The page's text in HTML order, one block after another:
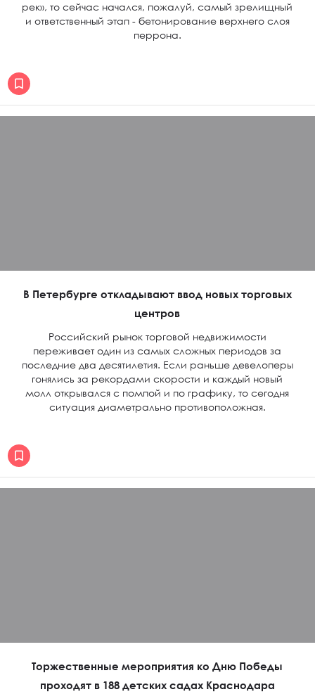
рек», то сейчас начался, пожалуй, самый зрелищный
и ответственный этап - бетонирование верхнего слоя
перрона.
В Петербурге откладывают ввод новых торговых
центров
Российский рынок торговой недвижимости
переживает один из самых сложных периодов за
последние два десятилетия. Если раньше девелоперы
гонялись за рекордами скорости и каждый новый
молл открывался с помпой и по графику, то сегодня
ситуация диаметрально противоположная.
Торжественные мероприятия ко Дню Победы
проходят в 188 детских садах Краснодара